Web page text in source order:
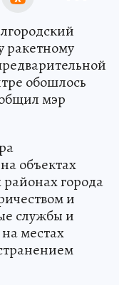
ракетному
обошлось
мэр
объектах
города
и
службы и
местах